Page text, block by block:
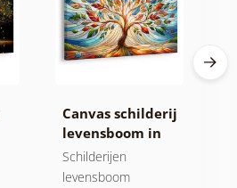
Canvas schilderij
levensboom in
kleurrijk glas-in-
lood
Schilderijen
levensboom